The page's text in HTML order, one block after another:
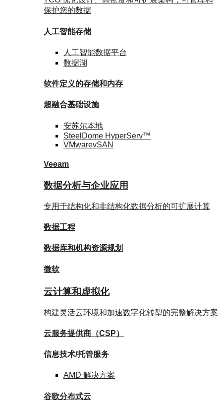
保护您的数据
人工智能存储
人工智能数据平台
数据湖
软件定义的存储和内存
超融合基础设施
安苏尔本地
SteelDome HyperServ™
VMwarevSAN
Veeam
数据分析与企业应用
专用于结构化和非结构化数据分析的可扩展计算
数据工程
数据库和机构资源规划
微软
云计算和虚拟化
构建灵活云环境和加速数字化转型的完整解决方案
云服务提供商 （CSP）
信息技术/托管服务
AMD 解决方案
谷歌分布式云